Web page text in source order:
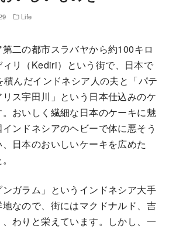
Life
二の都市スラバヤから約100キロ
リ（Kediri）という街で、日本で
んだインドネシア人の夫と「パテ
ス宇田川」という日本仕込みのケ
おいしく繊細な日本のケーキに魅
ンドネシアのヘビーで体に悪そう
日本のおいしいケーキを広めた
ガラム」というインドネシア大手
なので、街にはマクドナルド、吉
わりと栄えています。しかし、一